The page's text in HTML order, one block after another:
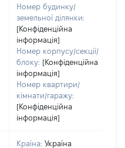
Номер будинку/
земельної ділянки:
[Конфіденційна
інформація]
Номер корпусу/секції/
блоку: [Конфіденційна
інформація]
Номер квартири/
кімнати/гаражу:
[Конфіденційна
інформація]
Країна: Україна